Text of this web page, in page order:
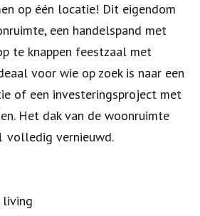
op één locatie! Dit eigendom
een handelspand met
te knappen feestzaal met
voor wie op zoek is naar een
of een investeringsproject met
Het dak van de woonruimte
volledig vernieuwd.
living